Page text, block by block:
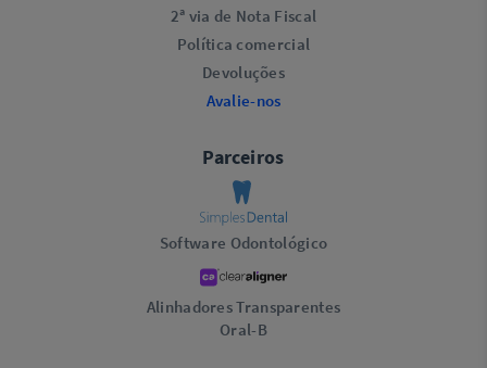
2ª via de Nota Fiscal
Política comercial
Devoluções
Avalie-nos
Parceiros
Software Odontológico
Alinhadores Transparentes
Oral-B